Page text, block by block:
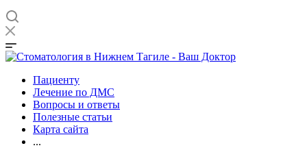
Пациенту
Лечение по ДМС
Вопросы и ответы
Полезные статьи
Карта сайта
...